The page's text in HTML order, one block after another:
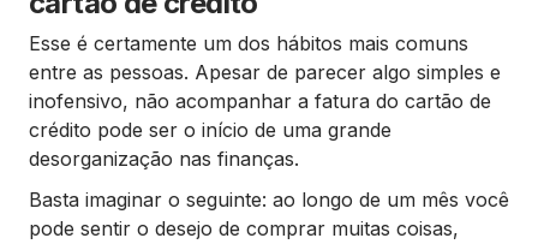
Esse é certamente um dos hábitos mais comuns
entre as pessoas. Apesar de parecer algo simples e
inofensivo, não acompanhar a fatura do cartão de
crédito pode ser o início de uma grande
desorganização nas finanças.
Basta imaginar o seguinte: ao longo de um mês você
pode sentir o desejo de comprar muitas coisas,